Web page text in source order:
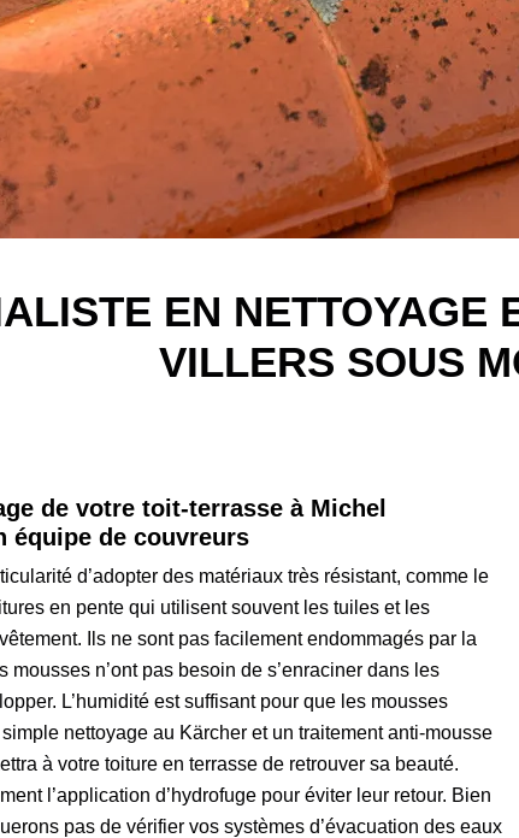
EN NETTOYAGE
VILLERS SOUS
de votre toit-terrasse à Michel
équipe de couvreurs
d’adopter des matériaux très résistant, comme le
en pente qui utilisent souvent les tuiles et les
Ils ne sont pas facilement endommagés par la
mousses n’ont pas besoin de s’enraciner dans les
L’humidité est suffisant pour que les mousses
nettoyage au Kärcher et un traitement anti-mousse
à votre toiture en terrasse de retrouver sa beauté.
l’application d’hydrofuge pour éviter leur retour. Bien
pas de vérifier vos systèmes d’évacuation des eaux